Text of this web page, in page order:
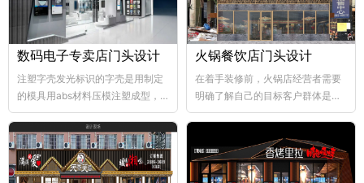
数码电子专卖店门头设计
注塑字壳发光标识的字壳是用制定
的模具用abs材料压模注塑成型，
abs韧性好、不易破碎...
火锅餐饮店门头设计
在着手装修前，火锅店经营者需要
明确了解自己的目标客户群体是哪
个层次，这样...